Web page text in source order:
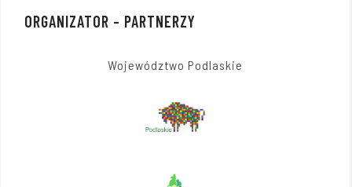
ORGANIZATOR – PARTNERZY
Województwo Podlaskie